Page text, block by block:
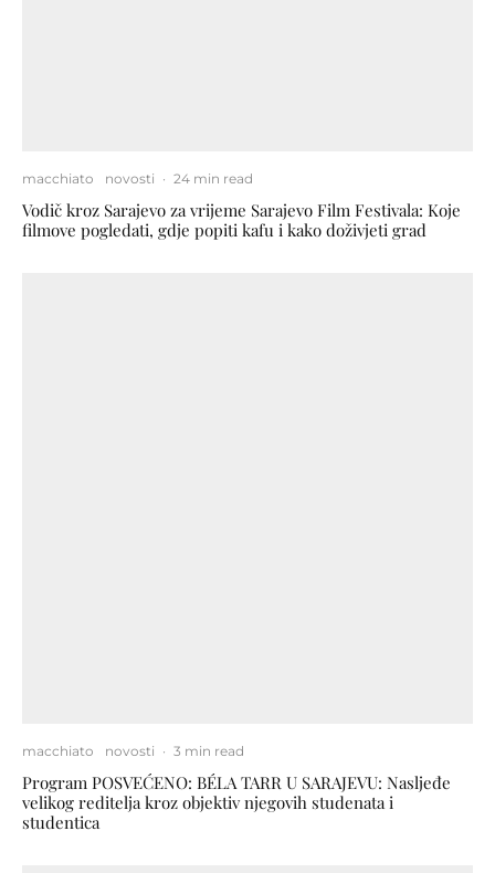
macchiato novosti · 24 min read
Vodič kroz Sarajevo za vrijeme Sarajevo Film Festivala: Koje
filmove pogledati, gdje popiti kafu i kako doživjeti grad
macchiato novosti · 3 min read
Program POSVEĆENO: BÉLA TARR U SARAJEVU: Nasljeđe
velikog reditelja kroz objektiv njegovih studenata i
studentica